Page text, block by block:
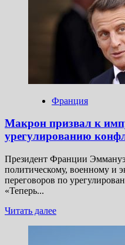
объяснил,
почему
расплакался
Франция
Макрон призвал к
урегулированию
Президент Франции
политическому, военному и
переговоров по
«Теперь...
Читать далееПрочитать